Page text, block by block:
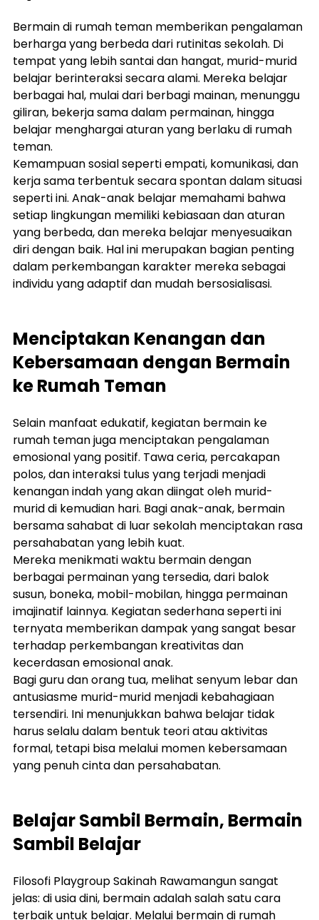
Bermain di rumah teman memberikan pengalaman
berharga yang berbeda dari rutinitas sekolah. Di
tempat yang lebih santai dan hangat, murid-murid
belajar berinteraksi secara alami. Mereka belajar
berbagai hal, mulai dari berbagi mainan, menunggu
giliran, bekerja sama dalam permainan, hingga
belajar menghargai aturan yang berlaku di rumah
teman.
Kemampuan sosial seperti empati, komunikasi, dan
kerja sama terbentuk secara spontan dalam situasi
seperti ini. Anak-anak belajar memahami bahwa
setiap lingkungan memiliki kebiasaan dan aturan
yang berbeda, dan mereka belajar menyesuaikan
diri dengan baik. Hal ini merupakan bagian penting
dalam perkembangan karakter mereka sebagai
individu yang adaptif dan mudah bersosialisasi.
Menciptakan Kenangan dan
Kebersamaan dengan Bermain
ke Rumah Teman
Selain manfaat edukatif, kegiatan bermain ke
rumah teman juga menciptakan pengalaman
emosional yang positif. Tawa ceria, percakapan
polos, dan interaksi tulus yang terjadi menjadi
kenangan indah yang akan diingat oleh murid-
murid di kemudian hari. Bagi anak-anak, bermain
bersama sahabat di luar sekolah menciptakan rasa
persahabatan yang lebih kuat.
Mereka menikmati waktu bermain dengan
berbagai permainan yang tersedia, dari balok
susun, boneka, mobil-mobilan, hingga permainan
imajinatif lainnya. Kegiatan sederhana seperti ini
ternyata memberikan dampak yang sangat besar
terhadap perkembangan kreativitas dan
kecerdasan emosional anak.
Bagi guru dan orang tua, melihat senyum lebar dan
antusiasme murid-murid menjadi kebahagiaan
tersendiri. Ini menunjukkan bahwa belajar tidak
harus selalu dalam bentuk teori atau aktivitas
formal, tetapi bisa melalui momen kebersamaan
yang penuh cinta dan persahabatan.
Belajar Sambil Bermain, Bermain
Sambil Belajar
Filosofi Playgroup Sakinah Rawamangun sangat
jelas: di usia dini, bermain adalah salah satu cara
terbaik untuk belajar. Melalui bermain di rumah